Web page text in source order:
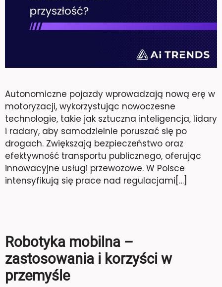
Autonomiczne pojazdy wprowadzają nową erę w
motoryzacji, wykorzystując nowoczesne
technologie, takie jak sztuczna inteligencja, lidary
i radary, aby samodzielnie poruszać się po
drogach. Zwiększają bezpieczeństwo oraz
efektywność transportu publicznego, oferując
innowacyjne usługi przewozowe. W Polsce
intensyfikują się prace nad regulacjami[…]
Robotyka mobilna –
zastosowania i korzyści w
przemyśle